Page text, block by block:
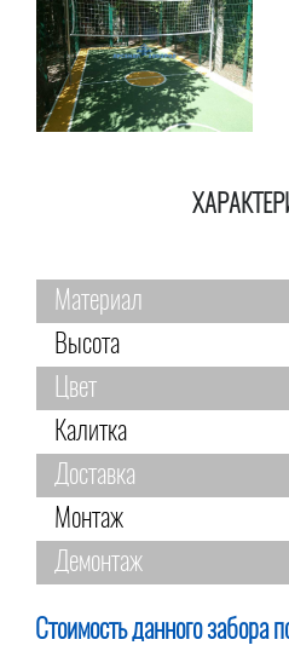
Материал
Высота
Цвет
Калитка
Доставка
Монтаж
Демонтаж
Стоимость данного забора